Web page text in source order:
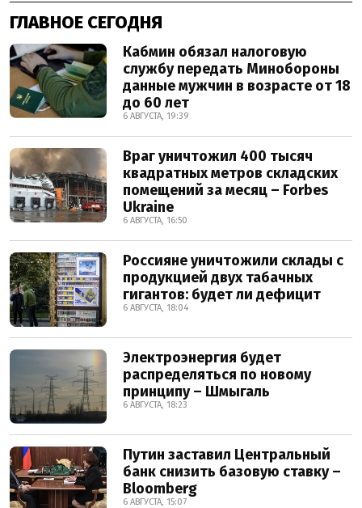
ГЛАВНОЕ СЕГОДНЯ
Кабмин обязал налоговую
службу передать Минобороны
данные мужчин в возрасте от 18
до 60 лет
6 АВГУСТА, 19:39
Враг уничтожил 400 тысяч
квадратных метров складских
помещений за месяц – Forbes
Ukraine
6 АВГУСТА, 16:50
Россияне уничтожили склады с
продукцией двух табачных
гигантов: будет ли дефицит
6 АВГУСТА, 18:04
Электроэнергия будет
распределяться по новому
принципу – Шмыгаль
6 АВГУСТА, 18:23
Путин заставил Центральный
банк снизить базовую ставку –
Bloomberg
6 АВГУСТА, 15:07